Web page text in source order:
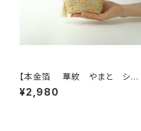
【本金箔 華紋 やまと シル
ク帯 シルク帯 ミニポーチ】化
粧ポーチ、カードケース、ポーチ
¥2,980